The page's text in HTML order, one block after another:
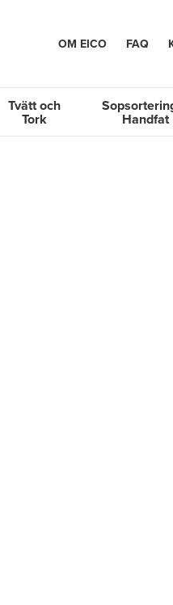
OM EICO FAQ
Tvätt och
Tork Handfat